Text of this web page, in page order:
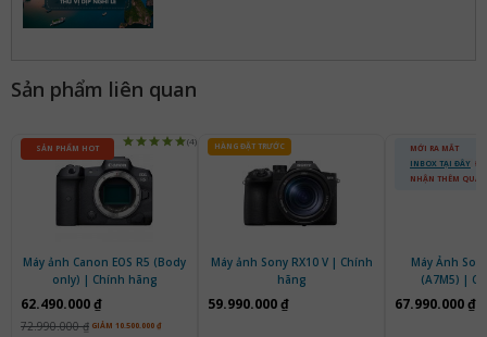
Sản phẩm liên quan
(4)
Máy ảnh Canon EOS R5 (Body
only) | Chính hãng
62.490.000 ₫
72.990.000 ₫ GIẢM 10.500.000 ₫
SẢN PHẨM HOT
Máy ảnh Sony RX10 V | Chính
hãng
59.990.000 ₫
HÀNG ĐẶT TRƯỚC
Máy Ảnh
(A7M5) |
67.990.000 ₫
MỚI RA MẮT
INBOX TẠI ĐÂY ĐỂ
NHẬN THÊM QUÀ